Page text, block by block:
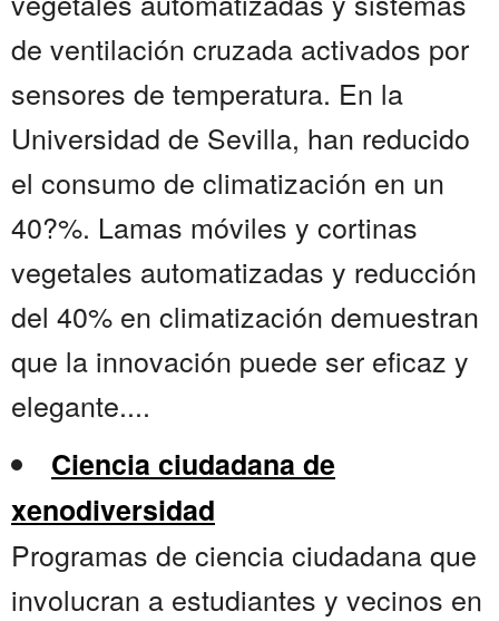
de ventilación cruzada activados por
sensores de temperatura. En la
Universidad de Sevilla, han reducido
el consumo de climatización en un
40?%. Lamas móviles y cortinas
vegetales automatizadas y reducción
del 40% en climatización demuestran
que la innovación puede ser eficaz y
elegante....
Ciencia ciudadana de
xenodiversidad
Programas de ciencia ciudadana que
involucran a estudiantes y vecinos en